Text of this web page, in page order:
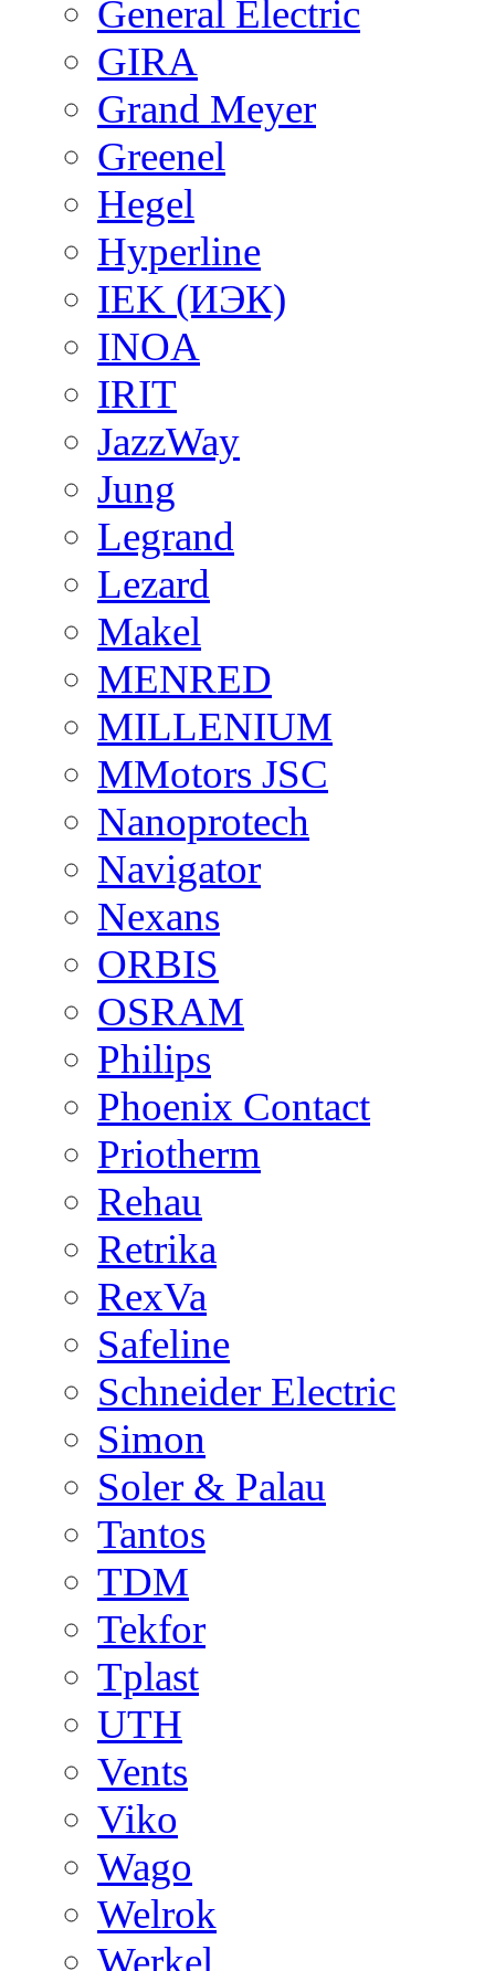
General Electric
GIRA
Grand Meyer
Greenel
Hegel
Hyperline
IEK (ИЭК)
INOA
IRIT
JazzWay
Jung
Legrand
Lezard
Makel
MENRED
MILLENIUM
MMotors JSC
Nanoprotech
Navigator
Nexans
ORBIS
OSRAM
Philips
Phoenix Contact
Priotherm
Rehau
Retrika
RexVa
Safeline
Schneider Electric
Simon
Soler & Palau
Tantos
TDM
Tekfor
Tplast
UTH
Vents
Viko
Wago
Welrok
Werkel